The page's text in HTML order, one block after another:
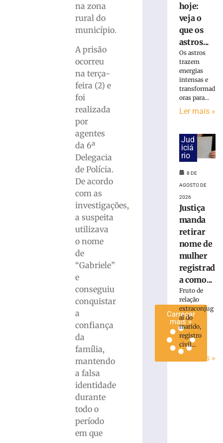
na zona
rural do
município.
A prisão
ocorreu
na terça-
feira (2) e
foi
realizada
por
agentes
da 6ª
Delegacia
de Polícia.
De acordo
com as
investigações,
a suspeita
utilizava
o nome
de
“Gabriele”
e
conseguiu
conquistar
a
confiança
da
família,
mantendo
a falsa
identidade
durante
todo o
período
em que
Araquari
Dupla
mulher
transferências
apresentar
problemas
Carregar
mais »
hoje:
veja o
que os
astros...
Os astros
trazem
energias
intensas e
transformad
oras para...
Ler mais »
Jud
iciá
rio
8 DE
AGOSTO DE
2026
Justiça
manda
retirar
nome de
mulher
registrad
a como...
Fruto de
relação
extraconjug
al do
marido,
registro
civil...
Ler mais »